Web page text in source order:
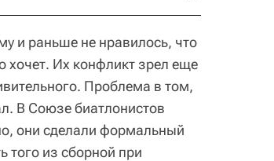
и раньше не нравилось, что
хочет. Их конфликт зрел еще
Проблема в том,
В Союзе биатлонистов
они сделали формальный
того из сборной при